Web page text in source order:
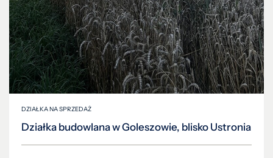
DZIAŁKA NA SPRZEDAŻ
Działka budowlana w Goleszowie, blisko Ustronia